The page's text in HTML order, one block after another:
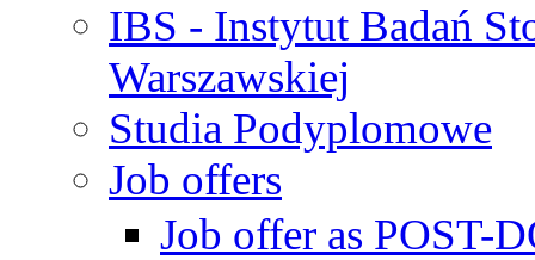
IBS - Instytut Badań
Warszawskiej
Studia Podyplomowe
Job offers
Job offer as POST-